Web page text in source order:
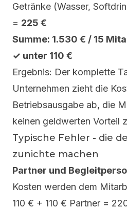
Getränke (Wasser,
= 225 €
Summe: 1.530 € / 15
✓ unter 110 €
Ergebnis: Der komplette
Unternehmen zieht die
Betriebsausgabe ab, die
keinen geldwerten Vorteil
Typische Fehler - die
zunichte machen
Partner und
Kosten werden dem
110 € + 110 € Partner =